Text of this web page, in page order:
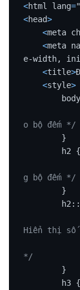
<html lang=
<head>
<meta
<meta
e-width,
<title>
<style>
o bộ đếm */
g bộ đếm */
Hiển thị
*/